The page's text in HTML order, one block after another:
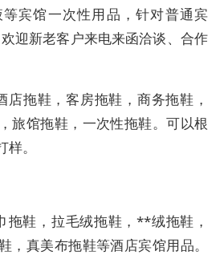
宾馆一次性用品，针对普通宾
迎新老客户来电来函洽谈、合作
店拖鞋，客房拖鞋，商务拖鞋，
旅馆拖鞋，一次性拖鞋。可以根
。
拖鞋，拉毛绒拖鞋，**绒拖鞋，
，真美布拖鞋等酒店宾馆用品。